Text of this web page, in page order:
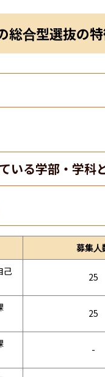
総合型選抜の
いる学部・学科
募集人
己
25
25
-